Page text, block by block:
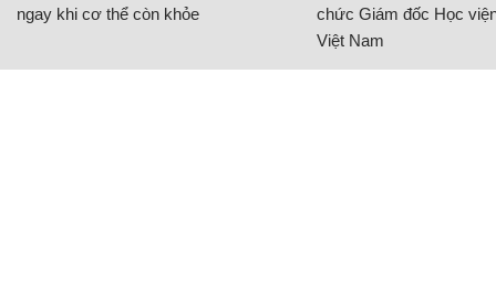
ngay khi cơ thể còn khỏe
chức Giám đốc Học
Việt Nam